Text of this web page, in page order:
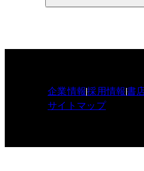
企業情報採用情報書
サイトマップ